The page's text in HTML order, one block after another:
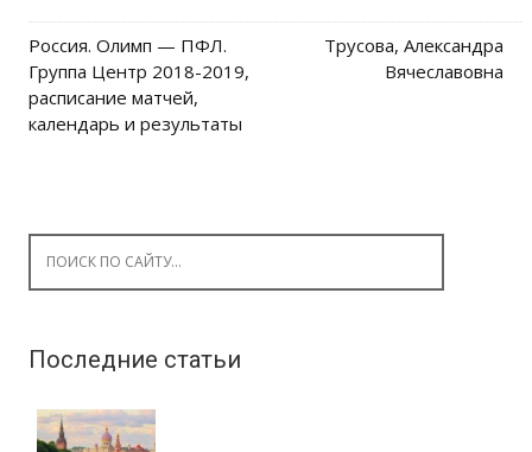
Post navigation
Россия. Олимп — ПФЛ.
Группа Центр 2018-2019,
расписание матчей,
календарь и результаты
Трусова, Александра
Вячеславовна
Последние статьи